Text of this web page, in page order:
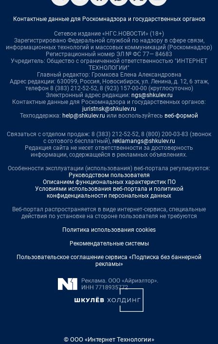
Контактные данные для Роскомнадзора и государственных органов
Сетевое издание «НГС.НОВОСТИ» (18+)
Зарегистрировано Федеральной службой по надзору в сфере связи,
информационных технологий и массовых коммуникаций (Роскомнадзор)
Регистрационный номер ЭЛ № ФС 77— 84683
Учредитель: Общество с ограниченной ответственностью "ИНТЕРНЕТ
ТЕХНОЛОГИИ"
Главный редактор: Громкова Елена Александровна
Адрес редакции: 630099, Россия, Новосибирск, ул. Ленина, д. 12, 6 этаж,
телефон 8 (383) 212-52-52, 8 (923) 157-00-00 (круглосуточно)
Электронный адрес редакции: ngs@shkulev.ru
Контактные данные для Роскомнадзора и государственных органов:
juristnsk@shkulev.ru
Техподдержка: help@shkulev.ru или воспользуйтесь веб-формой
Связаться с отделом продаж: 8 (383) 212-52-52, 8 (800) 200-03-83 (звонок
с сотового бесплатный), reklamangs@shkulev.ru
Редакция сайта не несет ответственности за достоверность
информации, содержащейся в рекламных объявлениях.
Особенности эксплуатации (использования) веб-портала регулируются:
Руководством пользователя
Описанием функциональных характеристик ПО
Условиями использования веб-портала и политикой
конфиденциальности персональных данных
Веб-портал распространяется в виде интернет-сервиса, специальные
действия по установке на стороне пользователя не требуются
Политика использования cookies
Рекомендательные системы
Пользовательское соглашение сервиса «Подписка без баннерной
рекламы»
© ООО «Интернет Технологии»